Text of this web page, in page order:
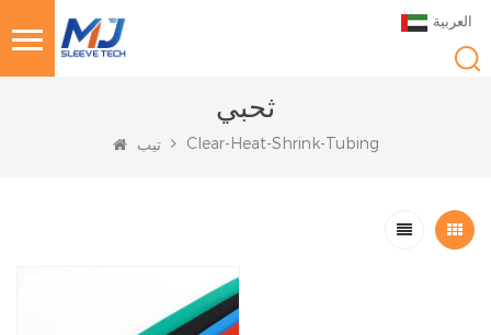
العربية
ثحبي
تيب Clear-Heat-Shrink-Tubing